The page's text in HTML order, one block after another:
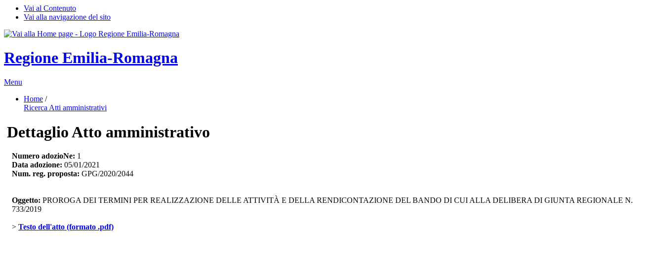
Vai al Contenuto
Vai alla navigazione del sito
Regione Emilia-Romagna
Menu
Home /
Ricerca Atti amministrativi
Dettaglio Atto amministrativo
Numero adozioNe: 1
Data adozione: 05/01/2021
Num. reg. proposta: GPG/2020/2044
Oggetto: PROROGA DEI TERMINI PER REALIZZAZIONE DELLE ATTIVITÀ E DELLA RENDICONTAZIONE DEL BANDO DI CUI ALLA DELIBERA DI GIUNTA REGIONALE N.
733/2019
> Testo dell'atto (formato .pdf)